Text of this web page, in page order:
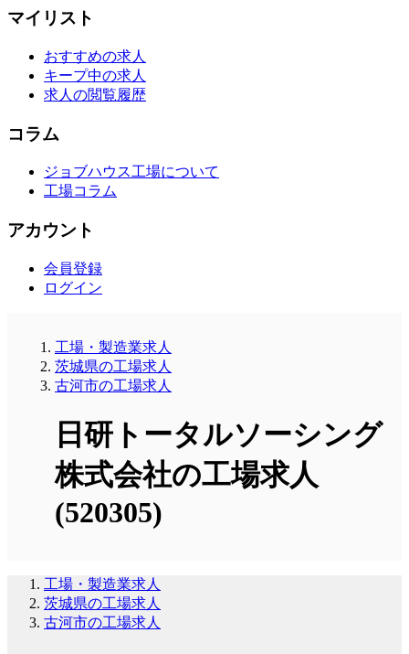
マイリスト
おすすめの求人
キープ中の求人
求人の閲覧履歴
コラム
ジョブハウス工場について
工場コラム
アカウント
会員登録
ログイン
工場・製造業求人
茨城県の工場求人
古河市の工場求人
日研トータルソーシング
株式会社の工場求人
(520305)
工場・製造業求人
茨城県の工場求人
古河市の工場求人